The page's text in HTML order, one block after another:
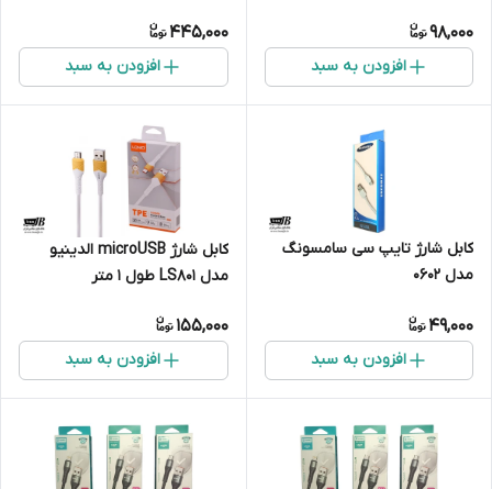
98,000
افزودن به سبد
445,000
افزودن به سبد
کابل شارژ تایپ سی سامسونگ
مدل 0602
49,000
افزودن به سبد
کابل شارژ microUSB الدینیو
مدل LS801 طول 1 متر
155,000
افزودن به سبد